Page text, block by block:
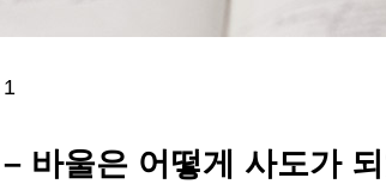
바울은 어떻게 사도가